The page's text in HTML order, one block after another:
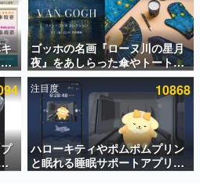
書
イターの方々に製作時のエピソードをお
る企画（ゲーム）とは何か？を探ってい
はいけない。『赫本』は、〈試験問題〉
ラー小説集です。
ルゲーム市場を担う若きクリエイター達
のルーツと情熱を探っていきます。
ゴッホの名画『ローヌ川の星月
夜』をあしらった傘やトートバ
ッグなどが登場。8月7日21時よ
り2日間限定で予約販売
注目度 10868
ハローキティやポムポムプリン
と眠れる睡眠サポートアプリ
『ゆめたび』が配信中。キャラ